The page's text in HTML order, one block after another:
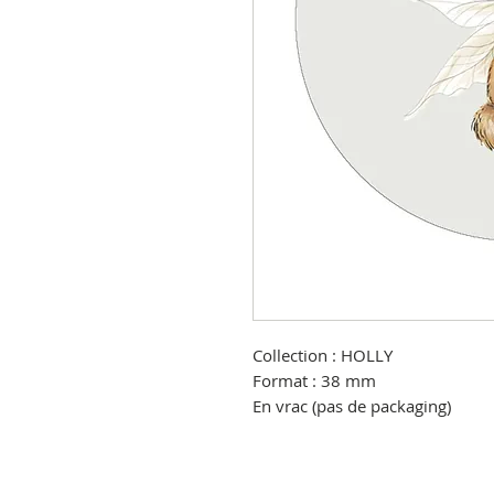
Collection : HOLLY
Format : 38 mm
En vrac (pas de packaging)